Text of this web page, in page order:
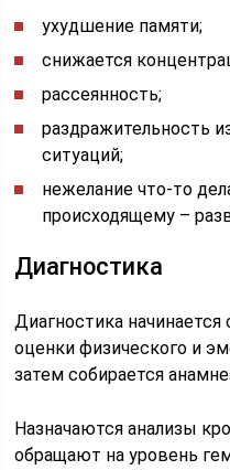
ухудшение памяти;
снижается
рассеянность;
раздражительность
ситуаций;
нежелание что-то
происходящему –
Диагностика
Диагностика начинается
оценки физического и
затем собирается
Назначаются анализы
обращают на уровень